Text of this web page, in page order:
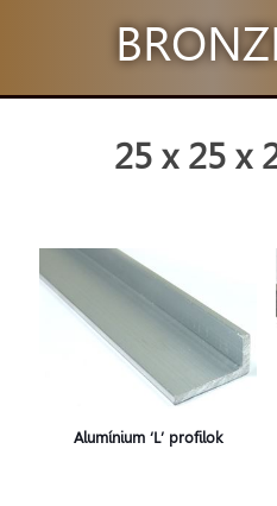
25 x 25 x
Alumínium ‘L’ profilok